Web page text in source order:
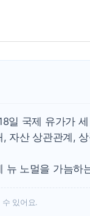
일 국제 유가가
자산 상관관계,
뉴 노멀을 가늠하
있어요.